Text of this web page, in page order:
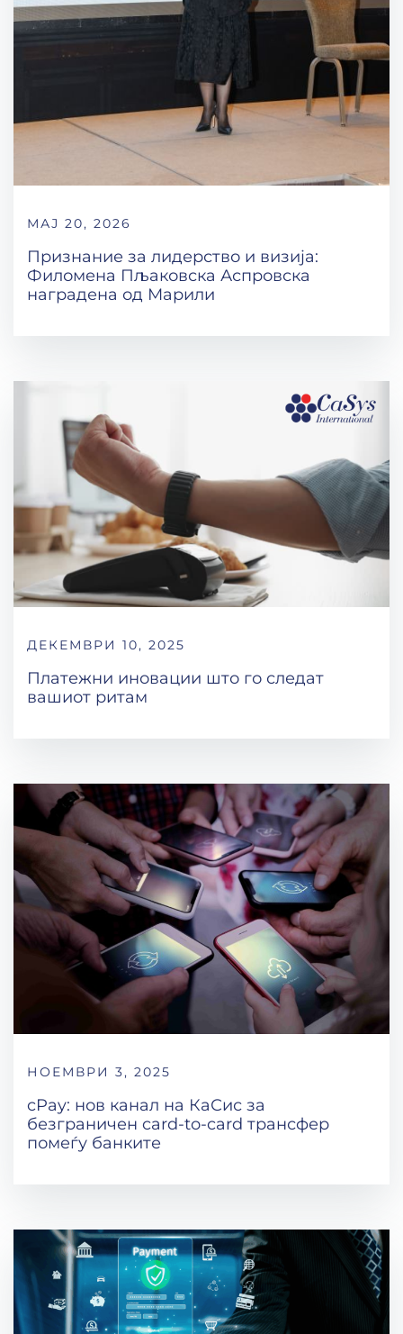
МАЈ 20, 2026
Признание за лидерство и визија:
Филомена Пљаковска Аспровска
наградена од Марили
ДЕКЕМВРИ 10, 2025
Платежни иновации што го следат
вашиот ритам
НОЕМВРИ 3, 2025
cPay: нов канал на КаСис за
безграничен card-to-card трансфер
помеѓу банките